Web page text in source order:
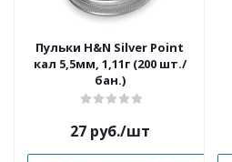
Пульки H&N Silver Point
кал 5,5мм, 1,11г (200 шт./
бан.)
27руб./шт